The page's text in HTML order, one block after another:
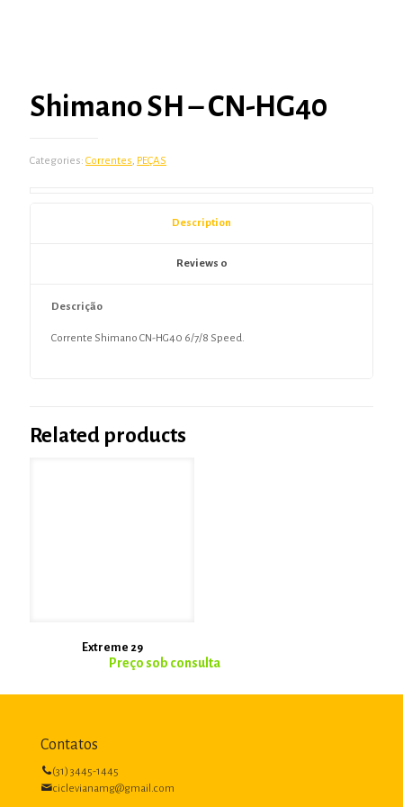
Shimano SH – CN-HG40
Categories: Correntes, PEÇAS
Description
Reviews 0
Descrição
Corrente Shimano CN-HG40 6/7/8 Speed.
Related products
Extreme 29
Contatos
(31) 3445-1445
ciclevianamg@gmail.com